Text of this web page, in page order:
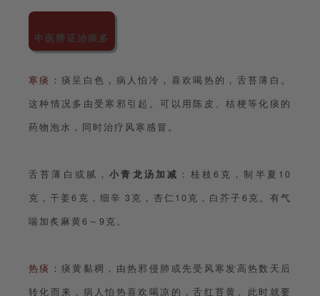
中医辨证治痰多
寒痰 ：痰呈白色，病人怕冷，喜欢喝热的，舌苔薄白。
这种情况多由受寒邪引起。可以用陈皮、桔梗等化痰的
药物泡水，同时治疗风寒感冒。
舌苔薄白或腻，小青龙汤加减 ：桂枝6克，制半夏10
克，干姜6克，细辛 3克，杏仁10克，白芥子6克。有气
喘加炙麻黄6～9克。
热痰：痰黄黏稠，由热邪侵肺或先受风寒发高热数天后
转化而来，病人怕热喜欢喝凉的，舌红苔黄。此时就要